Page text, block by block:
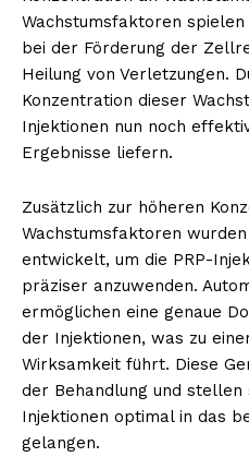
Wachstumsfaktoren
bei der Förderung der
Heilung von Verletzungen.
Konzentration dieser
Injektionen nun noch
Ergebnisse liefern.
Zusätzlich zur höheren
Wachstumsfaktoren
entwickelt, um die PRP-
präziser anzuwenden.
ermöglichen eine genaue
der Injektionen, was zu
Wirksamkeit führt. Diese
der Behandlung und stellen
Injektionen optimal in das
gelangen.